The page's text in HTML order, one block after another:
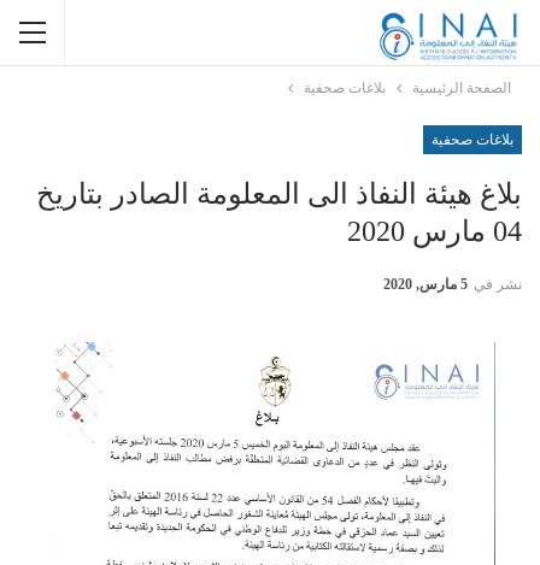
الصفحة الرئيسية بلاغات صحفية
بلاغات صحفية
بلاغ هيئة النفاذ الى المعلومة الصادر بتاريخ
04 مارس 2020
نشر في 5 مارس, 2020